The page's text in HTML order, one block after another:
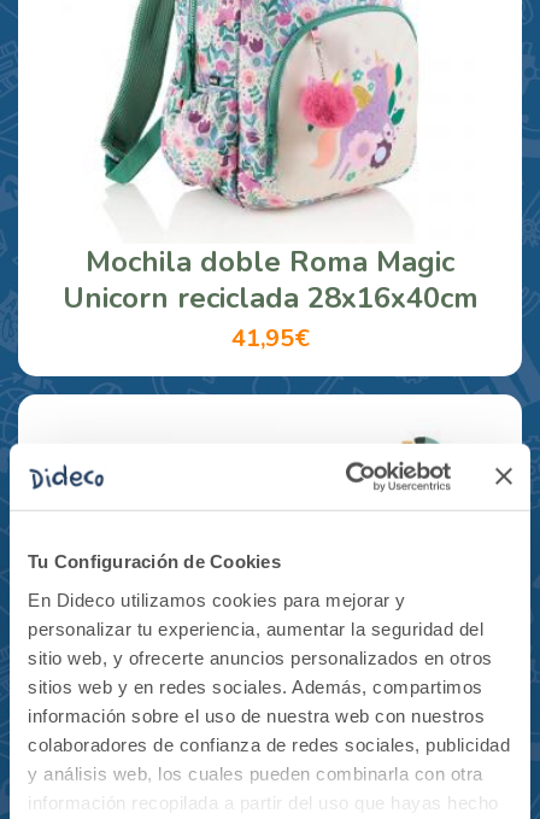
Tu Configuración de Cookies
En Dideco utilizamos cookies para mejorar y
personalizar tu experiencia, aumentar la seguridad del
sitio web, y ofrecerte anuncios personalizados en otros
sitios web y en redes sociales. Además, compartimos
información sobre el uso de nuestra web con nuestros
colaboradores de confianza de redes sociales, publicidad
y análisis web, los cuales pueden combinarla con otra
información recopilada a partir del uso que hayas hecho
Mochila doble Roma Magic
Unicorn reciclada 28x16x40cm
41,95€